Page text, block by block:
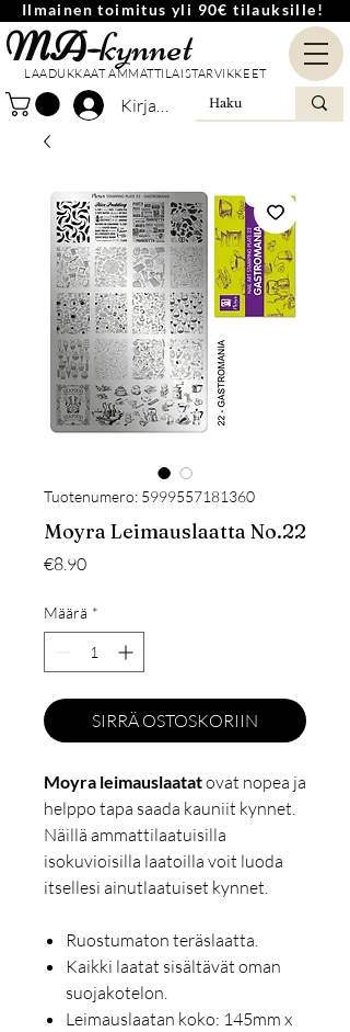
Ilmainen toimitus yli 90€ tilauksille!
MA-kynnet
LAADUKKAAT AMMATTILAISTARVIKKEET
Kirjaudu
Tuotenumero: 5999557181360
Moyra Leimauslaatta No.22
€8.90Hinta
Määrä *
SIRRÄ OSTOSKORIIN
Moyra leimauslaatatovat nopea ja
helppo tapa saada kauniit kynnet.
Näillä ammattilaatuisilla
isokuvioisilla laatoilla voit luoda
itsellesi ainutlaatuiset kynnet.
Ruostumaton teräslaatta.
Kaikki laatat sisältävät oman
suojakotelon.
Leimauslaatan koko: 145mm x